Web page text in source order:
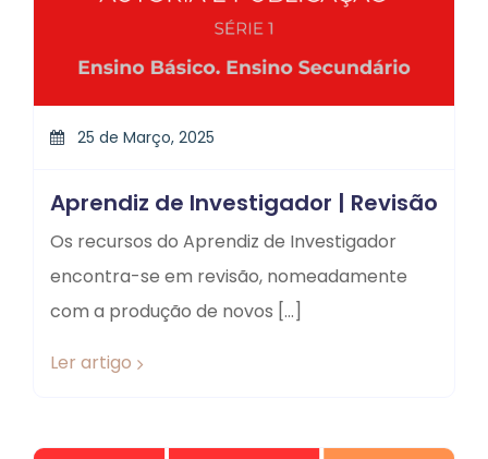
25 de Março, 2025
Aprendiz de Investigador | Revisão
Os recursos do Aprendiz de Investigador
encontra-se em revisão, nomeadamente
com a produção de novos […]
Ler artigo